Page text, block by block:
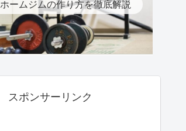
ホームジムの作り方を徹底解説
スポンサーリンク